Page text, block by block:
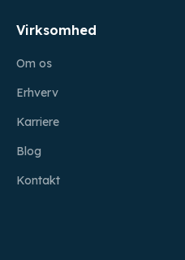
Virksomhed
Om os
Erhverv
Karriere
Blog
Kontakt